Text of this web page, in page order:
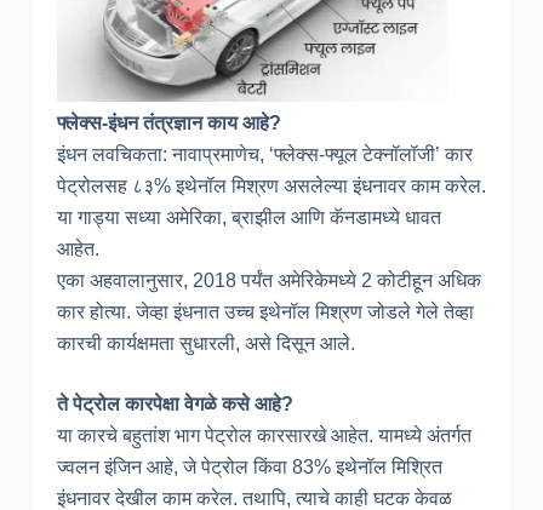
फ्लेक्स-इंधन तंत्रज्ञान काय आहे?
इंधन लवचिकता: नावाप्रमाणेच, ‘फ्लेक्स-फ्यूल टेक्नॉलॉजी’ कार
पेट्रोलसह ८३% इथेनॉल मिश्रण असलेल्या इंधनावर काम करेल.
या गाड्या सध्या अमेरिका, ब्राझील आणि कॅनडामध्ये धावत
आहेत.
एका अहवालानुसार, 2018 पर्यंत अमेरिकेमध्ये 2 कोटीहून अधिक
कार होत्या. जेव्हा इंधनात उच्च इथेनॉल मिश्रण जोडले गेले तेव्हा
कारची कार्यक्षमता सुधारली, असे दिसून आले.
ते पेट्रोल कारपेक्षा वेगळे कसे आहे?
या कारचे बहुतांश भाग पेट्रोल कारसारखे आहेत. यामध्ये अंतर्गत
ज्वलन इंजिन आहे, जे पेट्रोल किंवा 83% इथेनॉल मिश्रित
इंधनावर देखील काम करेल. तथापि, त्याचे काही घटक केवळ